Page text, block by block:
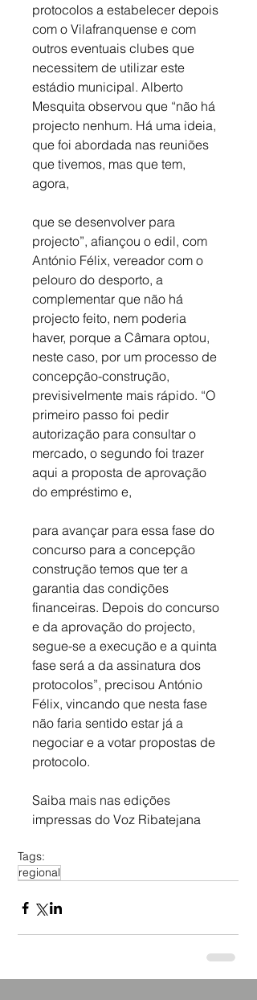
protocolos a estabelecer depois
com o Vilafranquense e com
outros eventuais clubes que
necessitem de utilizar este
estádio municipal. Alberto
Mesquita observou que “não há
projecto nenhum. Há uma ideia,
que foi abordada nas reuniões
que tivemos, mas que tem,
agora,
que se desenvolver para
projecto”, afiançou o edil, com
António Félix, vereador com o
pelouro do desporto, a
complementar que não há
projecto feito, nem poderia
haver, porque a Câmara optou,
neste caso, por um processo de
concepção-construção,
previsivelmente mais rápido. “O
primeiro passo foi pedir
autorização para consultar o
mercado, o segundo foi trazer
aqui a proposta de aprovação
do empréstimo e,
para avançar para essa fase do
concurso para a concepção
construção temos que ter a
garantia das condições
financeiras. Depois do concurso
e da aprovação do projecto,
segue-se a execução e a quinta
fase será a da assinatura dos
protocolos”, precisou António
Félix, vincando que nesta fase
não faria sentido estar já a
negociar e a votar propostas de
protocolo.
Saiba mais nas edições
impressas do Voz Ribatejana
Tags:
regional